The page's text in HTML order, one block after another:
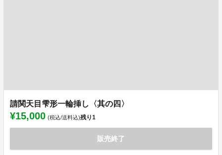
請関天目雫形一輪挿し〈其の四〉
¥15,000 (税込/送料込)残り1
販売終了